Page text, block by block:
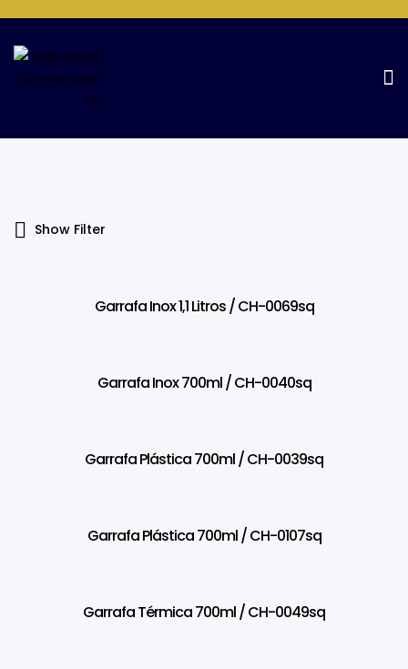
Products Tagged “700ML”
Home Page
Show Filter
Garrafa Inox 1,1 Litros / CH-0069sq
Garrafa Inox 700ml / CH-0040sq
Garrafa Plástica 700ml / CH-0039sq
Garrafa Plástica 700ml / CH-0107sq
Garrafa Térmica 700ml / CH-0049sq